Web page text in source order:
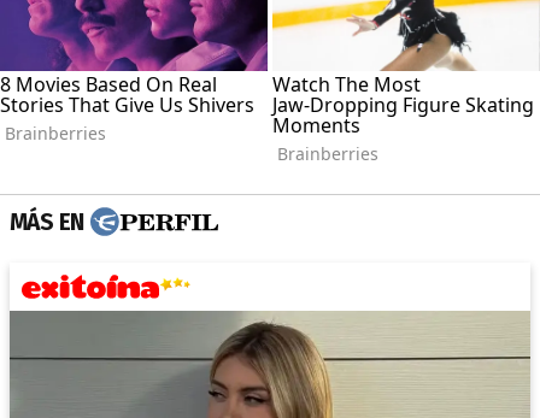
MÁS EN